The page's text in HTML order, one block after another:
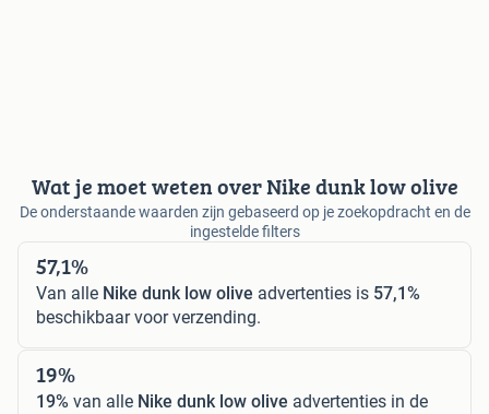
Wat je moet weten over Nike dunk low olive
De onderstaande waarden zijn gebaseerd op je zoekopdracht en de
ingestelde filters
57,1%
Van alle Nike dunk low olive advertenties is 57,1%
beschikbaar voor verzending.
19%
19% van alle Nike dunk low olive advertenties in de